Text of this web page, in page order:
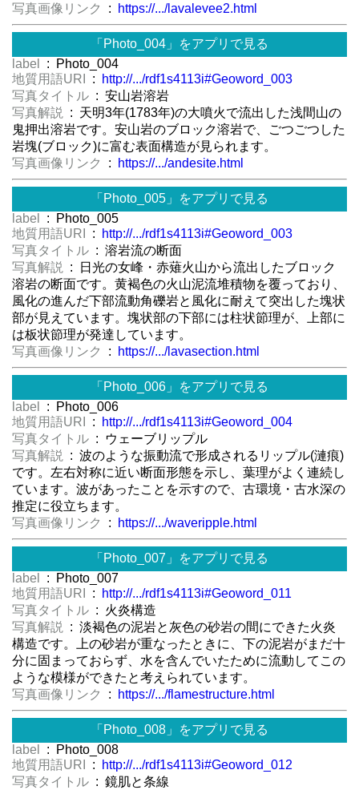
写真画像リンク
: https://.../lavalevee2.html
「Photo_004」をアプリで見る
label
: Photo_004
地質用語URI
:
http://.../rdf1s4113i#Geoword_003
写真タイトル : 安山岩溶岩
写真解説
: 天明3年(1783年)の大噴火で流出した浅間山の
鬼押出溶岩です。安山岩のブロック溶岩で、ごつごつした
岩塊(ブロック)に富む表面構造が見られます。
写真画像リンク
: https://.../andesite.html
「Photo_005」をアプリで見る
label
: Photo_005
地質用語URI
:
http://.../rdf1s4113i#Geoword_003
写真タイトル : 溶岩流の断面
写真解説
: 日光の女峰・赤薙火山から流出したブロック
溶岩の断面です。黄褐色の火山泥流堆積物を覆っており、
風化の進んだ下部流動角礫岩と風化に耐えて突出した塊状
部が見えています。塊状部の下部には柱状節理が、上部に
は板状節理が発達しています。
写真画像リンク
: https://.../lavasection.html
「Photo_006」をアプリで見る
label
: Photo_006
地質用語URI
:
http://.../rdf1s4113i#Geoword_004
写真タイトル : ウェーブリップル
写真解説
: 波のような振動流で形成されるリップル(漣痕)
です。左右対称に近い断面形態を示し、葉理がよく連続し
ています。波があったことを示すので、古環境・古水深の
推定に役立ちます。
写真画像リンク
: https://.../waveripple.html
「Photo_007」をアプリで見る
label
: Photo_007
地質用語URI
:
http://.../rdf1s4113i#Geoword_011
写真タイトル : 火炎構造
写真解説
: 淡褐色の泥岩と灰色の砂岩の間にできた火炎
構造です。上の砂岩が重なったときに、下の泥岩がまだ十
分に固まっておらず、水を含んでいたために流動してこの
ような模様ができたと考えられています。
写真画像リンク
: https://.../flamestructure.html
「Photo_008」をアプリで見る
label
: Photo_008
地質用語URI
:
http://.../rdf1s4113i#Geoword_012
写真タイトル : 鏡肌と条線